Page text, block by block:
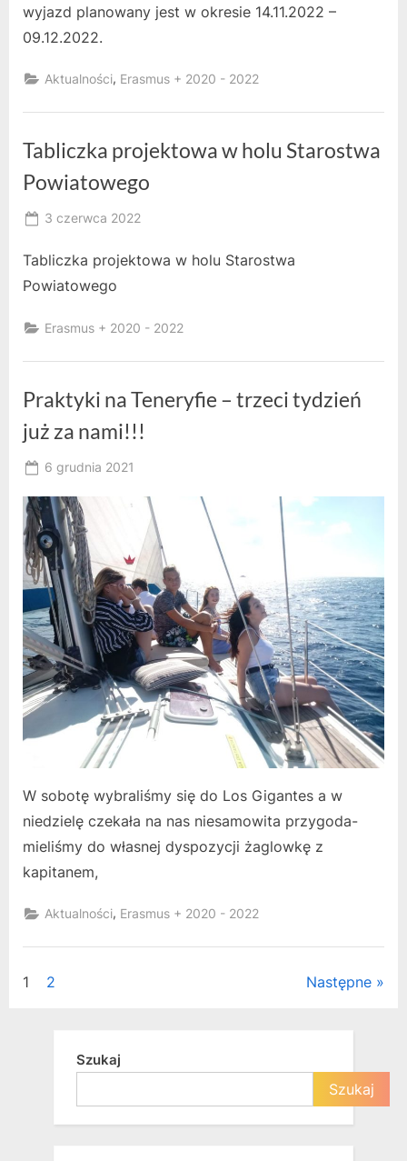
wyjazd planowany jest w okresie 14.11.2022 –
09.12.2022.
Aktualności, Erasmus + 2020 - 2022
Tabliczka projektowa w holu Starostwa
Powiatowego
Posted
3 czerwca 2022
Tabliczka projektowa w holu Starostwa
Powiatowego
Erasmus + 2020 - 2022
Praktyki na Teneryfie – trzeci tydzień
już za nami!!!
Posted
6 grudnia 2021
W sobotę wybraliśmy się do Los Gigantes a w
niedzielę czekała na nas niesamowita przygoda-
mieliśmy do własnej dyspozycji żaglowkę z
kapitanem,
Aktualności, Erasmus + 2020 - 2022
Stronicowanie
1 2 Następne
Szukaj
Szukaj